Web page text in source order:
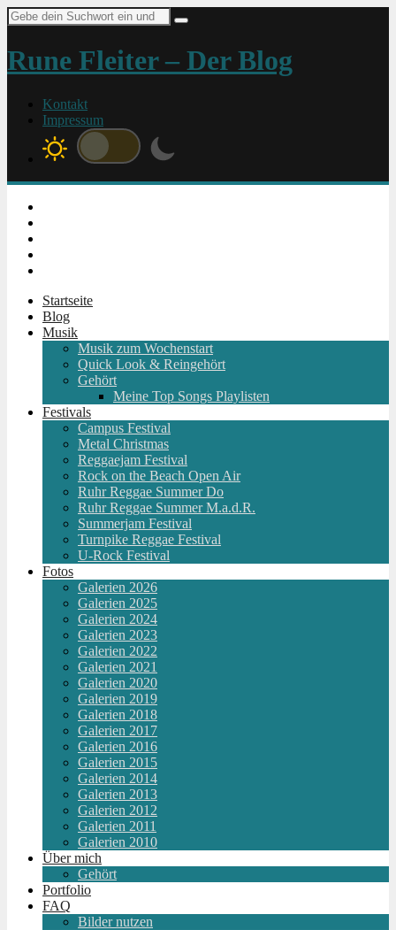
Suche
nach:
Rune Fleiter – Der Blog
Kontakt
Impressum
Startseite
Blog
Musik
Musik zum Wochenstart
Quick Look & Reingehört
Gehört
Meine Top Songs Playlisten
Festivals
Campus Festival
Metal Christmas
Reggaejam Festival
Rock on the Beach Open Air
Ruhr Reggae Summer Do
Ruhr Reggae Summer M.a.d.R.
Summerjam Festival
Turnpike Reggae Festival
U-Rock Festival
Fotos
Galerien 2026
Galerien 2025
Galerien 2024
Galerien 2023
Galerien 2022
Galerien 2021
Galerien 2020
Galerien 2019
Galerien 2018
Galerien 2017
Galerien 2016
Galerien 2015
Galerien 2014
Galerien 2013
Galerien 2012
Galerien 2011
Galerien 2010
Über mich
Gehört
Portfolio
FAQ
Bilder nutzen